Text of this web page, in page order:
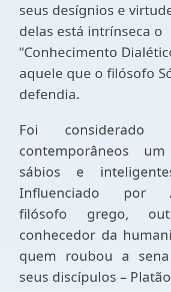
seus desígnios e
delas está intrínseca o
“Conhecimento
aquele que o filósofo
defendia.
Foi considerado
contemporâneos
sábios e
Influenciado por
filósofo grego,
conhecedor da
quem roubou a
seus discípulos –